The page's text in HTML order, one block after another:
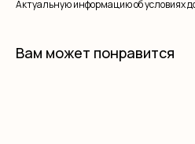
Актуальную информацию об условиях
Вам может понравится